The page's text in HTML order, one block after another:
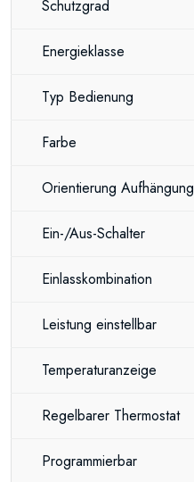
Schutzgrad
Energieklasse
Typ Bedienung
Farbe
Orientierung Aufhängung
Ein-/Aus-Schalter
Einlasskombination
Leistung einstellbar
Temperaturanzeige
Regelbarer Thermostat
Programmierbar